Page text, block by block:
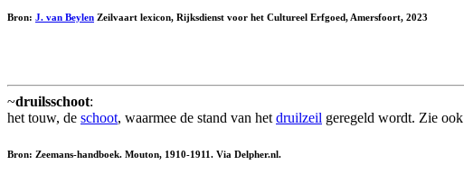
Bron: J. van Beylen Zeilvaart lexicon, Rijksdienst voor het Cultureel Erfgoed, Amersfoort, 2023
~druilsschoot:
het touw, de schoot, waarmee de stand van het druilzeil geregeld wordt. Zie ook
Bron: Zeemans-handboek. Mouton, 1910-1911. Via Delpher.nl.